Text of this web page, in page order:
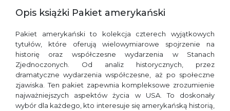
Opis książki Pakiet amerykański
Pakiet amerykański to kolekcja czterech wyjątkowych
tytułów, które oferują wielowymiarowe spojrzenie na
historię oraz współczesne wydarzenia w Stanach
Zjednoczonych. Od analiz historycznych, przez
dramatyczne wydarzenia współczesne, aż po społeczne
zjawiska. Ten pakiet zapewnia kompleksowe zrozumienie
najważniejszych aspektów życia w USA. To doskonały
wybór dla każdego, kto interesuje się amerykańską historią,